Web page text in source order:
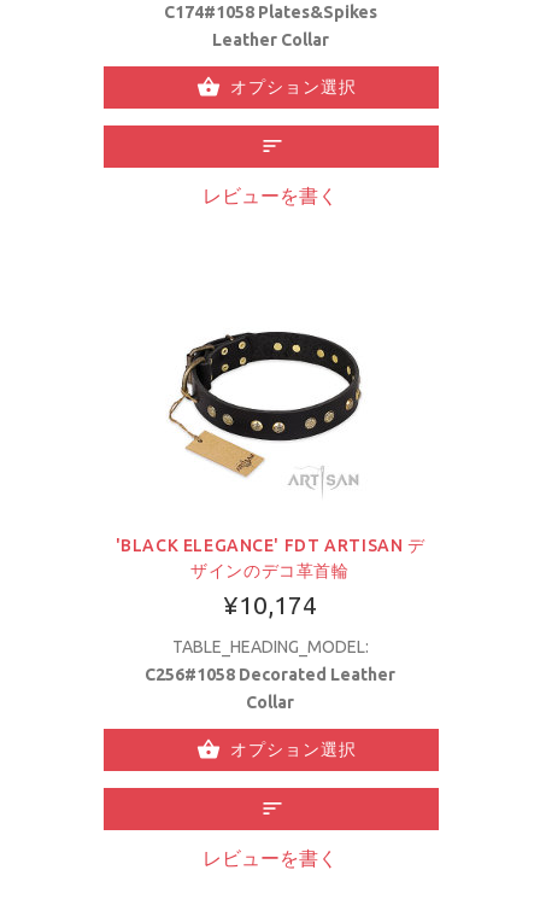
C174#1058 Plates&Spikes
Leather Collar
オプション選択
レビューを書く
'BLACK ELEGANCE' FDT ARTISAN デ
ザインのデコ革首輪
¥10,174
TABLE_HEADING_MODEL:
C256#1058 Decorated Leather
Collar
オプション選択
レビューを書く